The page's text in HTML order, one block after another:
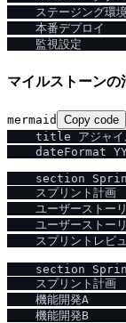
ステージング
本番デプロイ
マイルストーンの
mermaid Copy code
title アジャイ
dateFormat
section
スプリント計
ユーザースト
ユーザースト
スプリントレ
section
スプリント計
機能開発A
機能開発B